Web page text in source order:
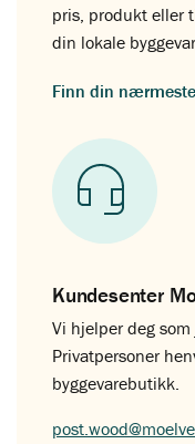
pris, produkt eller
din lokale
Finn din
Kundesenter
Vi hjelper deg
Privatpersoner
byggevarebutikk.